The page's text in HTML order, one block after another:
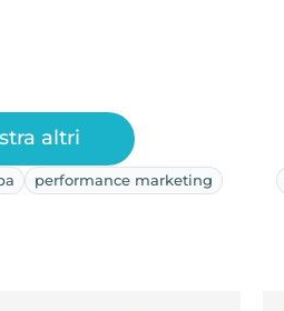
performance marketing
altri